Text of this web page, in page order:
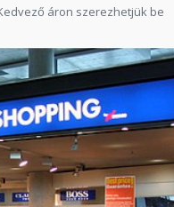
áron szerezhetjük be